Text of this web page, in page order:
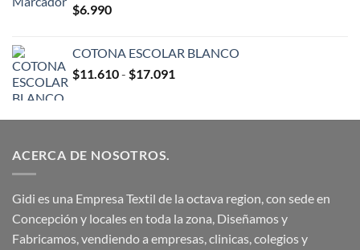
$6.990
COTONA ESCOLAR BLANCO
$11.610- $17.091
desde
ACERCA DE NOSOTROS.
Gidi es una Empresa Textil de la octava region, con sede en
Concepción y locales en toda la zona, Diseñamos y
Fabricamos, vendiendo a empresas, clinicas, colegios y